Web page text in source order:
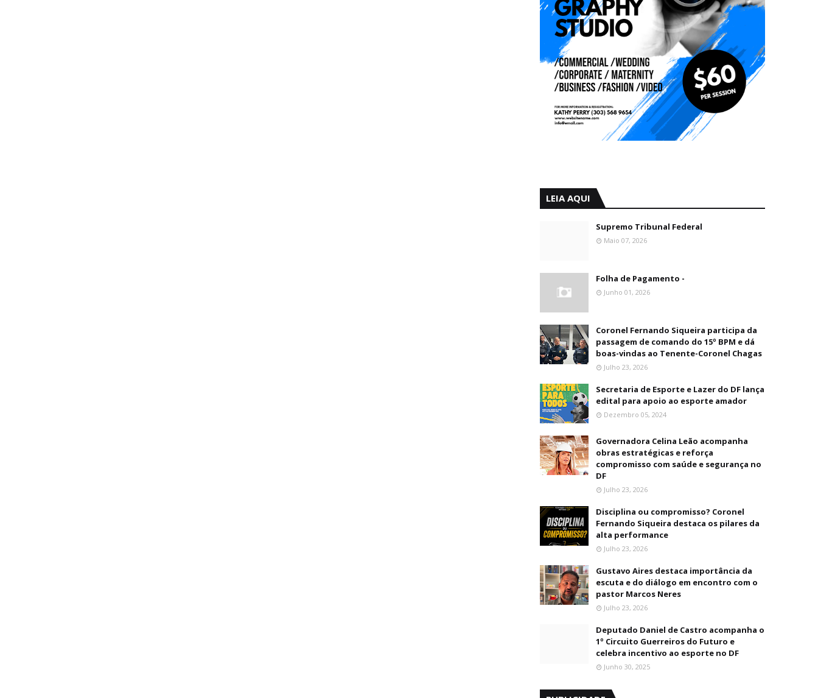
LEIA AQUI
Supremo Tribunal Federal
Maio 07, 2026
Folha de Pagamento -
Junho 01, 2026
Coronel Fernando Siqueira participa da
passagem de comando do 15º BPM e dá
boas-vindas ao Tenente-Coronel Chagas
Julho 23, 2026
Secretaria de Esporte e Lazer do DF lança
edital para apoio ao esporte amador
Dezembro 05, 2024
Governadora Celina Leão acompanha
obras estratégicas e reforça
compromisso com saúde e segurança no
DF
Julho 23, 2026
Disciplina ou compromisso? Coronel
Fernando Siqueira destaca os pilares da
alta performance
Julho 23, 2026
Gustavo Aires destaca importância da
escuta e do diálogo em encontro com o
pastor Marcos Neres
Julho 23, 2026
Deputado Daniel de Castro acompanha o
1º Circuito Guerreiros do Futuro e
celebra incentivo ao esporte no DF
Junho 30, 2025